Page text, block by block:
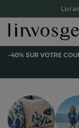
Payez
Le parrainage
-40% sur votre
-40% SUR VOTRE
Accueil Enfant
CAPE